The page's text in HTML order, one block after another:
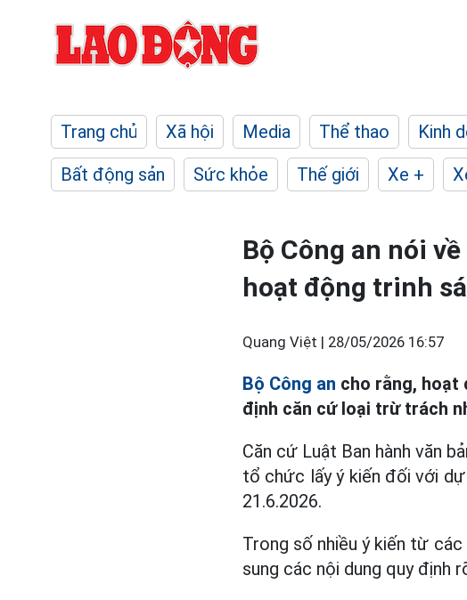
Trang chủ Xã hội Media Thể thao Kinh
Bất động sản
Sức khỏe Thế giới Xe +
Bộ Công an nói
hoạt động trinh
Quang Việt | 28/05/2026 16:57
Bộ Công an cho rằng, hoạt
định căn cứ loại trừ trách
Căn cứ Luật Ban hành văn
tổ chức lấy ý kiến đối với
21.6.2026.
Trong số nhiều ý kiến từ
sung các nội dung quy định